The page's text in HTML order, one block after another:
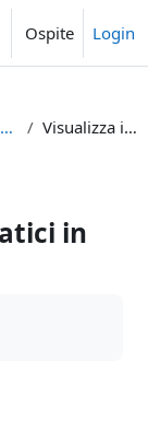
Ospite Login
Glossario Termini Matematici in Linguaggio LaTeX Visualizza in ordine alfabetico
in